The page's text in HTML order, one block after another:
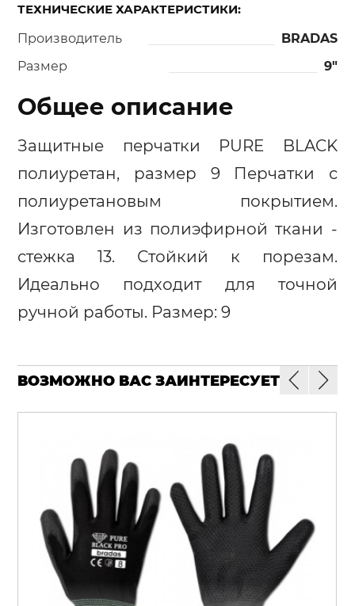
ТЕХНИЧЕСКИЕ ХАРАКТЕРИСТИКИ:
Производитель
BRADAS
Размер
9"
Общее описание
Защитные перчатки PURE BLACK
полиуретан, размер 9 Перчатки с
полиуретановым покрытием.
Изготовлен из полиэфирной ткани -
стежка 13. Стойкий к порезам.
Идеально подходит для точной
ручной работы. Размер: 9
ВОЗМОЖНО ВАС ЗАИНТЕРЕСУЕТ